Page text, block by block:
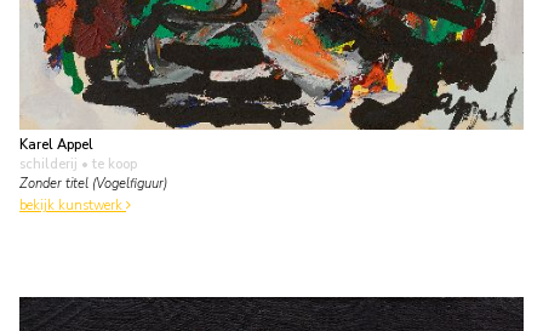
Karel Appel
schilderij • te koop
Zonder titel (Vogelfiguur)
bekijk kunstwerk